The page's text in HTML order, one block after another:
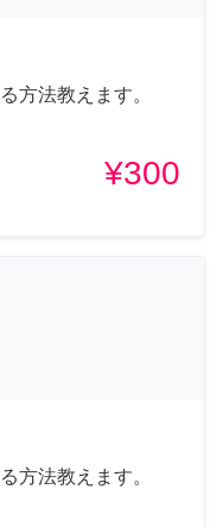
方法教えます。
¥300
方法教えます。